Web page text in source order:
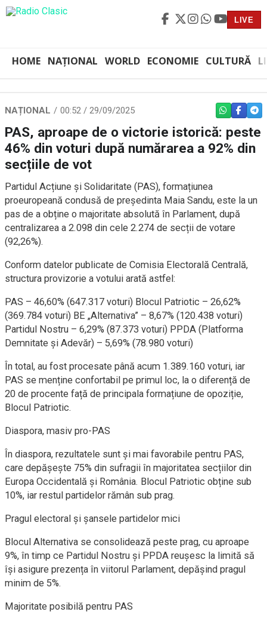
LIVE
HOME NAȚIONAL WORLD ECONOMIE CULTURĂ
NAȚIONAL 00:52 / 29/09/2025 WHATSAPP
PAS, aproape de o victorie istorică: peste
46% din voturi după numărarea a 92% din
secțiile de vot
Partidul Acțiune și Solidaritate (PAS), formațiunea
proeuropeană condusă de președinta Maia Sandu, este la un
pas de a obține o majoritate absolută în Parlament, după
centralizarea a 2.098 din cele 2.274 de secții de votare
(92,26%).
Conform datelor publicate de Comisia Electorală Centrală,
structura provizorie a votului arată astfel:
PAS – 46,60% (647.317 voturi) Blocul Patriotic – 26,62%
(369.784 voturi) BE „Alternativa” – 8,67% (120.438 voturi)
Partidul Nostru – 6,29% (87.373 voturi) PPDA (Platforma
Demnitate și Adevăr) – 5,69% (78.980 voturi)
În total, au fost procesate până acum 1.389.160 voturi, iar
PAS se menține confortabil pe primul loc, la o diferență de
20 de procente față de principala formațiune de opoziție,
Blocul Patriotic.
Diaspora, masiv pro-PAS
În diaspora, rezultatele sunt și mai favorabile pentru PAS,
care depășește 75% din sufragii în majoritatea secțiilor din
Europa Occidentală și România. Blocul Patriotic obține sub
10%, iar restul partidelor rămân sub prag.
Pragul electoral și șansele partidelor mici
Blocul Alternativa se consolidează peste prag, cu aproape
9%, în timp ce Partidul Nostru și PPDA reușesc la limită să
își asigure prezența în viitorul Parlament, depășind pragul
minim de 5%.
Majoritate posibilă pentru PAS